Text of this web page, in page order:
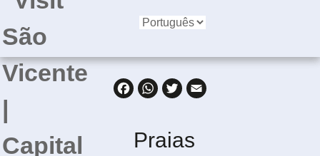
FacebookWhatsApp
Twitter
Praias